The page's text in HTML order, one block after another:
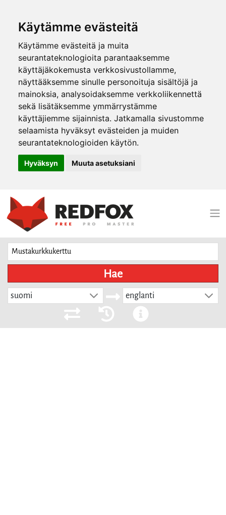
Käytämme evästeitä
Käytämme evästeitä ja muita
seurantateknologioita parantaaksemme
käyttäjäkokemusta verkkosivustollamme,
näyttääksemme sinulle personoituja sisältöjä ja
mainoksia, analysoidaksemme verkkoliikennettä
sekä lisätäksemme ymmärrystämme
käyttäjiemme sijainnista. Jatkamalla sivustomme
selaamista hyväksyt evästeiden ja muiden
seurantateknologioiden käytön.
Hyväksyn Muuta asetuksiani
Hae
suomi englanti